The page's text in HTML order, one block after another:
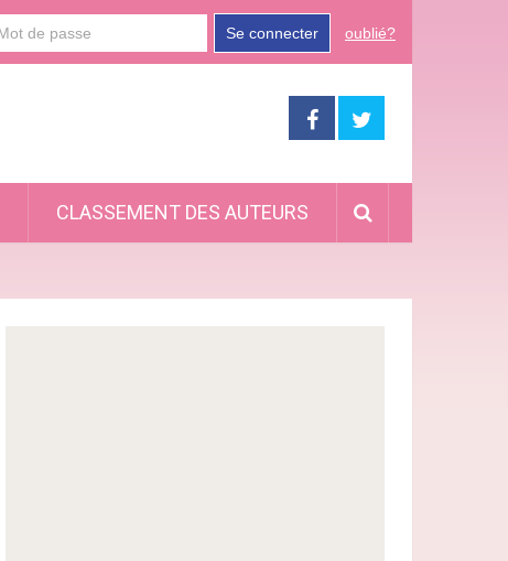
Se connecter oublié?
CLASSEMENT DES AUTEURS